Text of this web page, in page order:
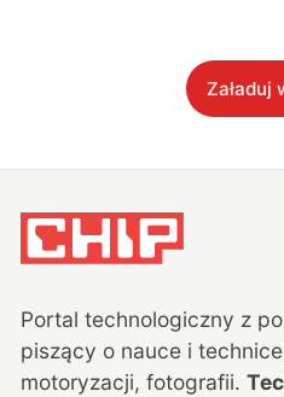
Załaduj
Portal technologiczny z
piszący o nauce i
motoryzacji, fotografii.